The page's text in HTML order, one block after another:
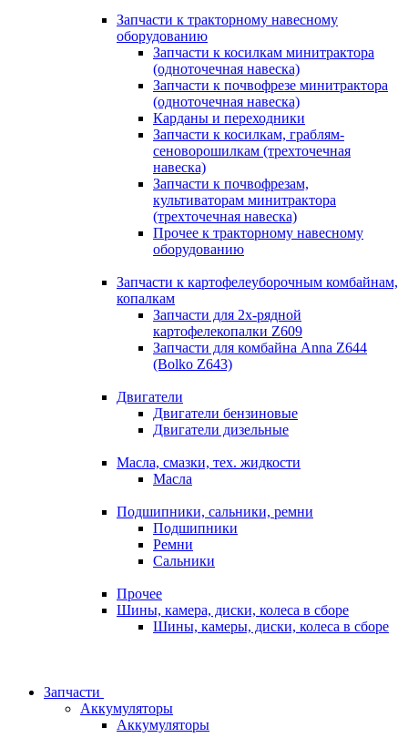
Запчасти к тракторному навесному
оборудованию
Запчасти к косилкам минитрактора
(одноточечная навеска)
Запчасти к почвофрезе минитрактора
(одноточечная навеска)
Карданы и переходники
Запчасти к косилкам, граблям-
сеноворошилкам (трехточечная
навеска)
Запчасти к почвофрезам,
культиваторам минитрактора
(трехточечная навеска)
Прочее к тракторному навесному
оборудованию
Запчасти к картофелеуборочным комбайнам,
копалкам
Запчасти для 2х-рядной
картофелекопалки Z609
Запчасти для комбайна Anna Z644
(Bolko Z643)
Двигатели
Двигатели бензиновые
Двигатели дизельные
Масла, смазки, тех. жидкости
Масла
Подшипники, сальники, ремни
Подшипники
Ремни
Сальники
Прочее
Шины, камера, диски, колеса в сборе
Шины, камеры, диски, колеса в сборе
Запчасти
Аккумуляторы
Аккумуляторы